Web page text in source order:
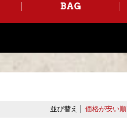
BAG
並び替え 価格が安い順